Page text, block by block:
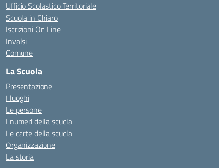
Ufficio Scolastico Territoriale
Scuola in Chiaro
Iscrizioni On Line
Invalsi
Comune
La Scuola
Presentazione
I luoghi
Le persone
I numeri della scuola
Le carte della scuola
Organizzazione
La storia